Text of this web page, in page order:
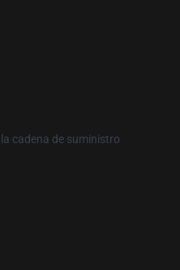
cadena de suministro